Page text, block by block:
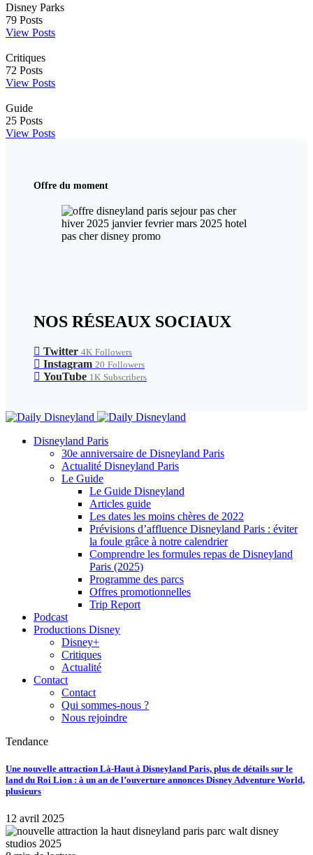
Disney Parks
79 Posts
View Posts
Critiques
72 Posts
View Posts
Guide
25 Posts
View Posts
Offre du moment
NOS RÉSEAUX SOCIAUX
Twitter 4K Followers
Instagram 20 Followers
YouTube 1K Subscribers
Disneyland Paris
30e anniversaire de Disneyland Paris
Actualité Disneyland Paris
Le Guide
Le Guide Disneyland
Articles guide
Les dates les moins chères de 2022
Prévisions d’affluence Disneyland Paris : éviter
la foule grâce à notre calendrier
Comprendre les formules repas de Disneyland
Paris (2025)
Programme des parcs
Offres promotionnelles
Trip Report
Podcast
Productions Disney
Disney+
Critiques
Actualité
Contact
Contact
Qui sommes-nous ?
Nous rejoindre
Tendance
Une nouvelle attraction Là-Haut à Disneyland Paris, plus de détails sur le
land du Roi Lion : à un an de l’ouverture annonces Disney Adventure World,
plusieurs
12 avril 2025